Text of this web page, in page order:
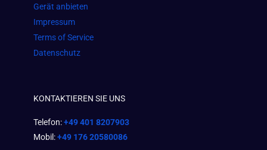
Gerät anbieten
Impressum
Terms of Service
Datenschutz
KONTAKTIEREN SIE UNS
Telefon:+49 401 8207903
Mobil:+49 176 20580086